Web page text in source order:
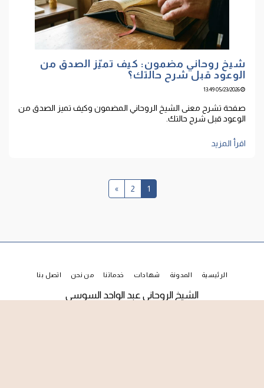
شيخ روحاني مضمون: كيف تميّز الصدق من
الوعود قبل شرح حالتك؟
05/23/2026 13:49
صفحة تشرح معنى الشيخ الروحاني المضمون وكيف تميز الصدق من
الوعود قبل شرح حالتك.
اقرأ المزيد
1
2
»
الشيخ الروحاني عبد الواحد السوسي
الرئيسية المدونة شهادات خدماتنا من نحن اتصل بنا